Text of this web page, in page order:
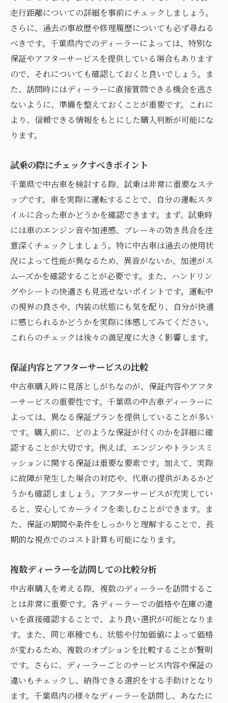
走行距離についての詳細を事前にチェックしましょう。
さらに、過去の事故歴や修理履歴についても必ず尋ねる
べきです。千葉県内でのディーラーによっては、特別な
保証やアフターサービスを提供している場合もあります
ので、それについても確認しておくと良いでしょう。ま
た、訪問時にはディーラーに直接質問できる機会を逃さ
ないように、準備を整えておくことが重要です。これに
より、信頼できる情報をもとにした購入判断が可能にな
ります。
試乗の際にチェックすべきポイント
千葉県で中古車を検討する際、試乗は非常に重要なステ
ップです。車を実際に運転することで、自分の運転スタ
イルに合った車かどうかを確認できます。まず、試乗時
には車のエンジン音や加速感、ブレーキの効き具合を注
意深くチェックしましょう。特に中古車は過去の使用状
況によって性能が異なるため、異音がないか、加速がス
ムーズかを確認することが必要です。また、ハンドリン
グやシートの快適さも見逃せないポイントです。運転中
の視界の良さや、内装の状態にも気を配り、自分が快適
に感じられるかどうかを実際に体感してみてください。
これらのチェックは後々の満足度に大きく影響します。
保証内容とアフターサービスの比較
中古車購入時に見落としがちなのが、保証内容やアフタ
ーサービスの重要性です。千葉県の中古車ディーラーに
よっては、異なる保証プランを提供していることが多い
です。購入前に、どのような保証が付くのかを詳細に確
認することが大切です。例えば、エンジンやトランスミ
ッションに関する保証は重要な要素です。加えて、実際
に故障が発生した場合の対応や、代車の提供があるかど
うかも確認しましょう。アフターサービスが充実してい
ると、安心してカーライフを楽しむことができます。ま
た、保証の期間や条件をしっかりと理解することで、長
期的な視点でのコスト計算も可能になります。
複数ディーラーを訪問しての比較分析
中古車購入を考える際、複数のディーラーを訪問するこ
とは非常に重要です。各ディーラーでの価格や在庫の違
いを直接確認することで、より良い選択が可能となりま
す。また、同じ車種でも、状態や付加価値によって価格
が変わるため、複数のオプションを比較することが賢明
です。さらに、ディーラーごとのサービス内容や保証の
違いもチェックし、納得できる選択をする手助けとなり
ます。千葉県内の様々なディーラーを訪問し、あなたに